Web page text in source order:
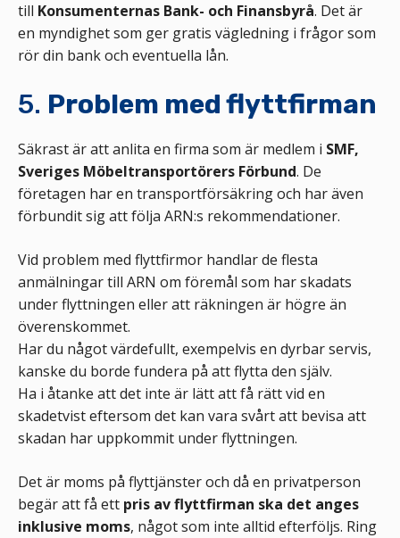
till Konsumenternas Bank- och Finansbyrå. Det är
en myndighet som ger gratis vägledning i frågor som
rör din bank och eventuella lån.
5. Problem med flyttfirman
Säkrast är att anlita en firma som är medlem i SMF,
Sveriges Möbeltransportörers Förbund. De
företagen har en transportförsäkring och har även
förbundit sig att följa ARN:s rekommendationer.
Vid problem med flyttfirmor handlar de flesta
anmälningar till ARN om föremål som har skadats
under flyttningen eller att räkningen är högre än
överenskommet.
Har du något värdefullt, exempelvis en dyrbar servis,
kanske du borde fundera på att flytta den själv.
Ha i åtanke att det inte är lätt att få rätt vid en
skadetvist eftersom det kan vara svårt att bevisa att
skadan har uppkommit under flyttningen.
Det är moms på flyttjänster och då en privatperson
begär att få ett pris av flyttfirman ska det anges
inklusive moms, något som inte alltid efterföljs. Ring